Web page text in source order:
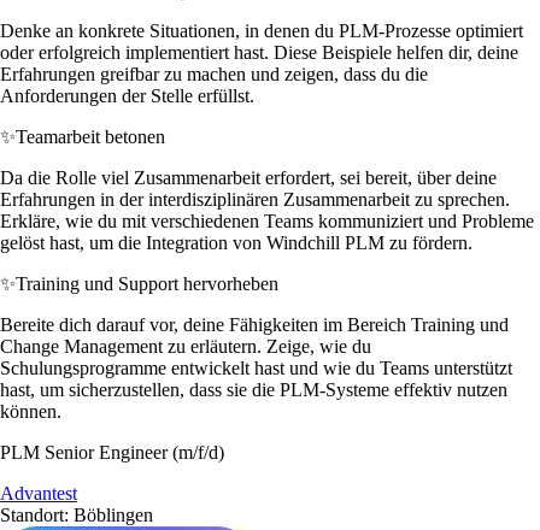
Denke an konkrete Situationen, in denen du PLM-Prozesse optimiert
oder erfolgreich implementiert hast. Diese Beispiele helfen dir, deine
Erfahrungen greifbar zu machen und zeigen, dass du die
Anforderungen der Stelle erfüllst.
✨Teamarbeit betonen
Da die Rolle viel Zusammenarbeit erfordert, sei bereit, über deine
Erfahrungen in der interdisziplinären Zusammenarbeit zu sprechen.
Erkläre, wie du mit verschiedenen Teams kommuniziert und Probleme
gelöst hast, um die Integration von Windchill PLM zu fördern.
✨Training und Support hervorheben
Bereite dich darauf vor, deine Fähigkeiten im Bereich Training und
Change Management zu erläutern. Zeige, wie du
Schulungsprogramme entwickelt hast und wie du Teams unterstützt
hast, um sicherzustellen, dass sie die PLM-Systeme effektiv nutzen
können.
PLM Senior Engineer (m/f/d)
Advantest
Standort: Böblingen